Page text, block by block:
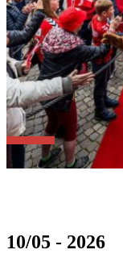
10/05 - 2026